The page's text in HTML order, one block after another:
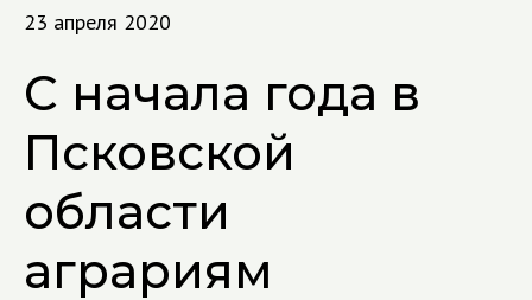
23 апреля 2020
С начала года в
Псковской
области
аграриям